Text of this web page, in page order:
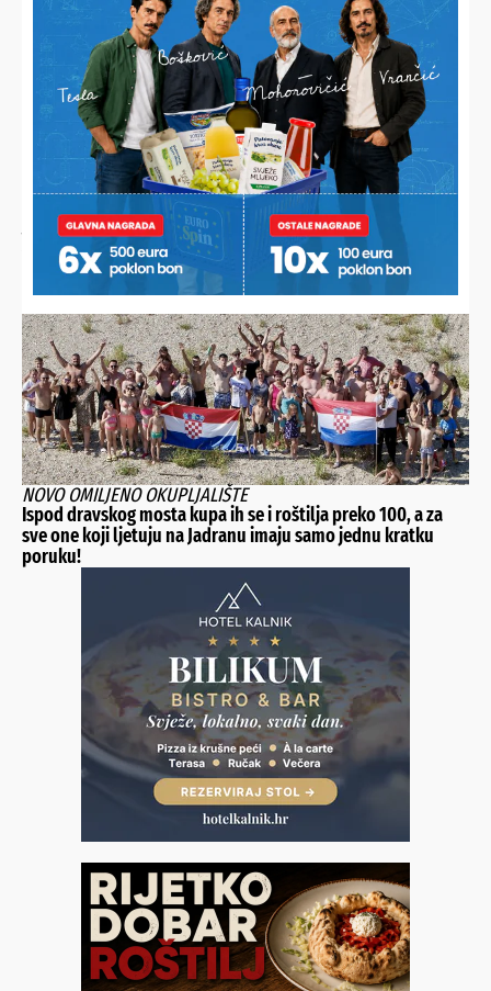
JESTE LI ZNALI?
Ana desetljećima priprema najbolju zimnicu, a sada je
otkrila svoj jednostavni recept i iznenadila brojne domaćice
NOVO OMILJENO OKUPLJALIŠTE
Ispod dravskog mosta kupa ih se i roštilja preko 100, a za
sve one koji ljetuju na Jadranu imaju samo jednu kratku
poruku!